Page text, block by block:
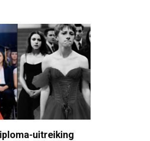
uitreiking